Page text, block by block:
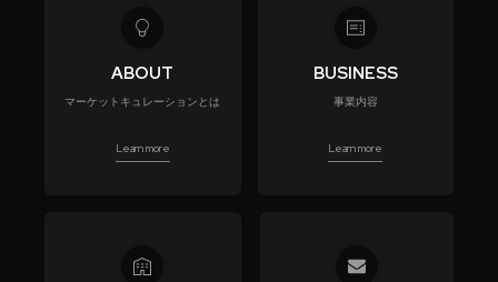
ABOUT
マーケットキュレーションとは
Learn more
BUSINESS
事業内容
Learn more